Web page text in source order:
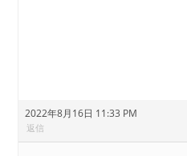
2022年8月16日 11:33 PM
返信